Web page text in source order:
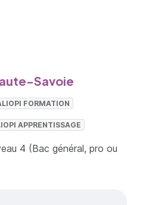
Savoie
FORMATION
APPRENTISSAGE
4 (Bac général, pro ou